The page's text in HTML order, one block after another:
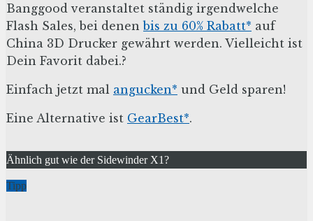
Banggood veranstaltet ständig irgendwelche
Flash Sales, bei denenbis zu 60% Rabatt* auf
China 3D Drucker gewährt werden. Vielleicht ist
Dein Favorit dabei.?
Einfach jetzt mal angucken* und Geld sparen!
Eine Alternative ist GearBest*.
Ähnlich gut wie der Sidewinder X1?
Tipp